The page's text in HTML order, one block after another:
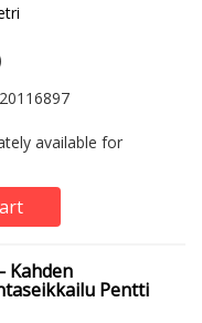
available for
Kahden
Pentti